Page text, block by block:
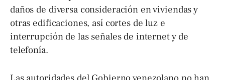
daños de diversa consideración en viviendas y
otras edificaciones, así cortes de luz e
interrupción de las señales de internet y de
telefonía.